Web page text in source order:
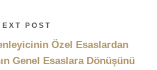
POST
Özel Esaslardan
Genel Esaslara Dönüşünü